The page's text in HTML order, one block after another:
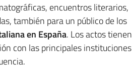
encuentros literarios,
también para un público de los
en España. Los actos tienen
con las principales instituciones